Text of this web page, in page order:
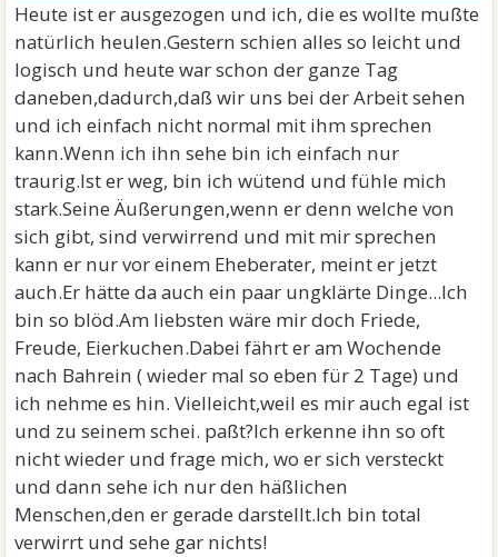
Heute ist er ausgezogen und ich, die es wollte mußte
natürlich heulen.Gestern schien alles so leicht und
logisch und heute war schon der ganze Tag
daneben,dadurch,daß wir uns bei der Arbeit sehen
und ich einfach nicht normal mit ihm sprechen
kann.Wenn ich ihn sehe bin ich einfach nur
traurig.Ist er weg, bin ich wütend und fühle mich
stark.Seine Äußerungen,wenn er denn welche von
sich gibt, sind verwirrend und mit mir sprechen
kann er nur vor einem Eheberater, meint er jetzt
auch.Er hätte da auch ein paar ungklärte Dinge...Ich
bin so blöd.Am liebsten wäre mir doch Friede,
Freude, Eierkuchen.Dabei fährt er am Wochende
nach Bahrein ( wieder mal so eben für 2 Tage) und
ich nehme es hin. Vielleicht,weil es mir auch egal ist
und zu seinem schei. paßt?Ich erkenne ihn so oft
nicht wieder und frage mich, wo er sich versteckt
und dann sehe ich nur den häßlichen
Menschen,den er gerade darstellt.Ich bin total
verwirrt und sehe gar nichts!